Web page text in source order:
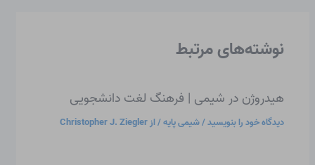
نوشته‌های مرتبط
هیدروژن در شیمی | فرهنگ لغت دانشجویی
دیدگاه‌ خود را بنویسید/شیمی پایه/ از Christopher J. Ziegler